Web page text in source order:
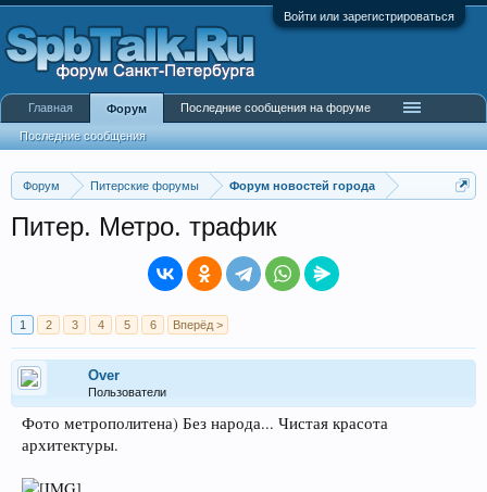
Войти или зарегистрироваться
Форум Питерские форумы Форум новостей города
Питер. Метро. трафик
1 2 3 4 5 6 Вперёд >
Over
Пользователи
Фото метрополитена) Без народа... Чистая красота
архитектуры.
Главная Форум
Последние сообщения
Последние сообщения на форуме